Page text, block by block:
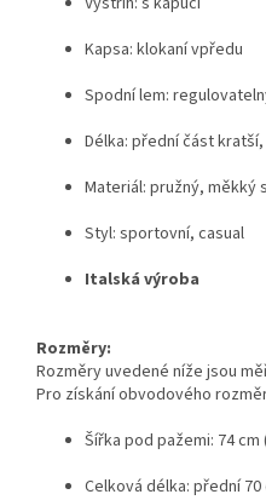
Kapsa: klokaní vpředu
Spodní lem:
Délka: přední část
Materiál: pružný, měkký
Styl: sportovní, casual
Italská výroba
Rozměry:
Rozměry uvedené níže jsou
Pro získání obvodového
Šířka pod pažemi: 74
Celková délka: přední 70